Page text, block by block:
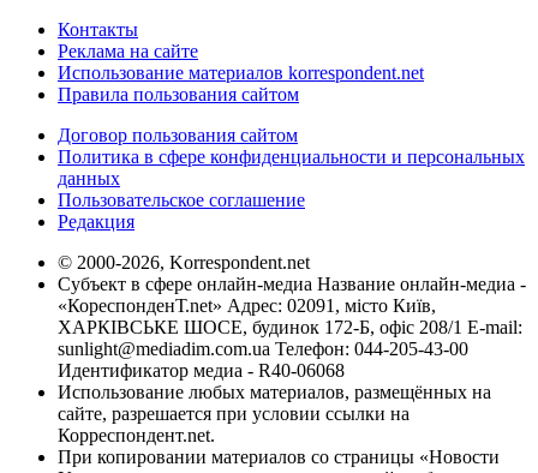
Контакты
Реклама на сайте
Использование материалов korrespondent.net
Правила пользования сайтом
Договор пользования сайтом
Политика в сфере конфиденциальности и персональных
данных
Пользовательское соглашение
Редакция
© 2000-2026, Korrespondent.net
Субъект в сфере онлайн-медиа Название онлайн-медиа -
«КореспонденТ.net» Адрес: 02091, місто Київ,
ХАРКІВСЬКЕ ШОСЕ, будинок 172-Б, офіс 208/1 E-mail:
sunlight@mediadim.com.ua Телефон: 044-205-43-00
Идентификатор медиа - R40-06068
Использование любых материалов, размещённых на
сайте, разрешается при условии ссылки на
Корреспондент.net.
При копировании материалов со страницы «Новости